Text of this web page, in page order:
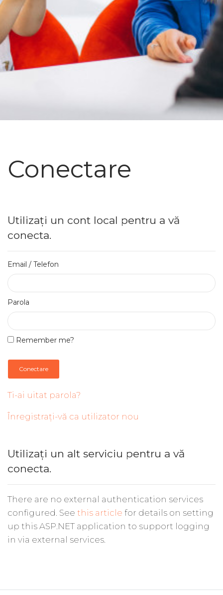
Conectare
Utilizați un cont local pentru a vă
conecta.
Email / Telefon
Parola
Remember me?
Conectare
Ti-ai uitat parola?
Înregistrați-vă ca utilizator nou
Utilizați un alt serviciu pentru a vă
conecta.
There are no external authentication services
configured. See this article for details on setting
up this ASP.NET application to support logging
in via external services.